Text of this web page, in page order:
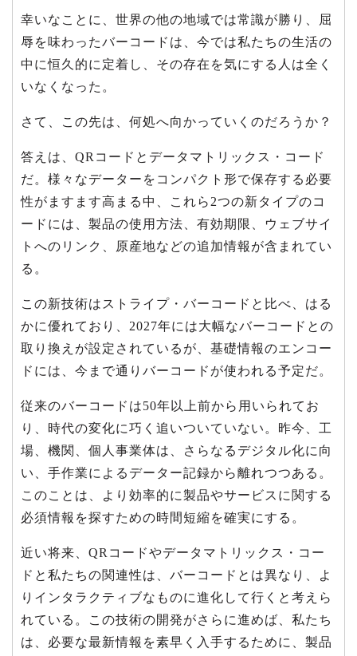
幸いなことに、世界の他の地域では常識が勝り、屈
辱を味わったバーコードは、今では私たちの生活の
中に恒久的に定着し、その存在を気にする人は全く
いなくなった。
さて、この先は、何処へ向かっていくのだろうか？
答えは、QRコードとデータマトリックス・コード
だ。様々なデーターをコンパクト形で保存する必要
性がますます高まる中、これら2つの新タイプのコ
ードには、製品の使用方法、有効期限、ウェブサイ
トへのリンク、原産地などの追加情報が含まれてい
る。
この新技術はストライプ・バーコードと比べ、はる
かに優れており、2027年には大幅なバーコードとの
取り換えが設定されているが、基礎情報のエンコー
ドには、今まで通りバーコードが使われる予定だ。
従来のバーコードは50年以上前から用いられてお
り、時代の変化に巧く追いついていない。昨今、工
場、機関、個人事業体は、さらなるデジタル化に向
い、手作業によるデーター記録から離れつつある。
このことは、より効率的に製品やサービスに関する
必須情報を探すための時間短縮を確実にする。
近い将来、QRコードやデータマトリックス・コー
ドと私たちの関連性は、バーコードとは異なり、よ
りインタラクティブなものに進化して行くと考えら
れている。この技術の開発がさらに進めば、私たち
は、必要な最新情報を素早く入手するために、製品